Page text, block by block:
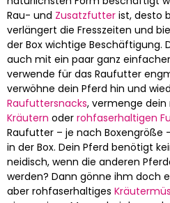
Rau- und Zusatzfutter ist, desto
verlängert die Fresszeiten und
der Box wichtige Beschäftigung.
auch mit ein paar ganz
verwende für das Raufutter
verwöhne dein Pferd hin und
Raufuttersnacks, vermenge
Kräutern oder rohfaserhaltigen
Raufutter – je nach Boxengröße
in der Box. Dein Pferd benötigt
neidisch, wenn die anderen
werden? Dann gönne ihm doch
aber rohfaserhaltiges